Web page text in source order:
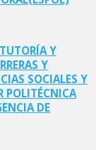
Y
Y
SOCIALES Y
POLITÉCNICA
DE